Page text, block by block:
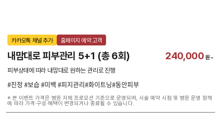
카카오톡 채널 추가 홈페이지 예약 고객
내맘대로 피부관리 5+1 (총 6회) 240,000 원~
피부상태에 따라 내맘대로 원하는 관리로 진행
#진정 #보습 #미백 #피지관리#화이트닝#동안피부
※ 본 이벤트 가격은 병원 자체 프로모션 기준으로 운영되며, 시술 예약 시점 및 병원 운영 정책
에 따라 가격·구성·혜택이 변경되거나 종료될 수 있습니다.